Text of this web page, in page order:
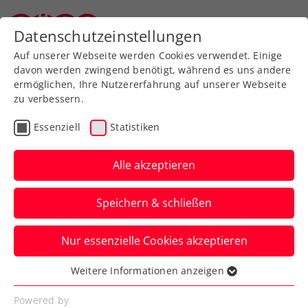
Zurück zur Newsübersicht
Rollstuhltennis
US Open: Taucher im
Halbfinale ausgeschieden
Das Rollstuhltennis-Nachwuchstalent war
bereits zum dritten Mal in Flushing
Meadows am Start.
Datenschutzeinstellungen
Auf unserer Webseite werden Cookies verwendet. Einige
davon werden zwingend benötigt, während es uns andere
ermöglichen, Ihre Nutzererfahrung auf unserer Webseite
zu verbessern.
Essenziell Statistiken
Alle akzeptieren
Speichern & schließen
Nur essenzielle Cookies akzeptieren
Essenziell
Essenzielle Cookies werden für grundlegende
Weitere Informationen anzeigen
Powered by